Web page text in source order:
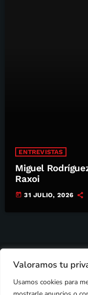
Valoramos tu
Usamos cookies para
ENTREVISTAS
Miguel
Raxoi
today 31 JULIO, 2026
2024 © PROPIEDAD DE
COOKIES
AVISO LEGAL